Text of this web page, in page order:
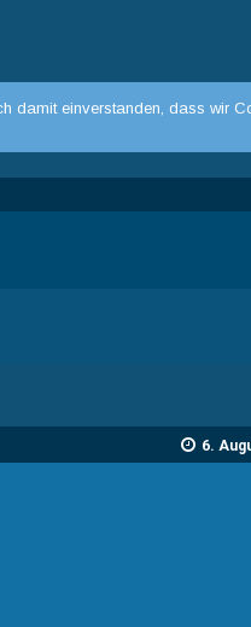
damit einverstanden, dass wir
6.